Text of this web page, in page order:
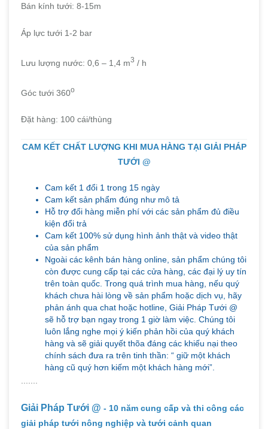
Bán kính tưới: 8-15m
Áp lực tưới 1-2 bar
Lưu lượng nước: 0,6 – 1,4 m3 / h
Góc tưới 360o
Đặt hàng: 100 cái/thùng
CAM KẾT CHẤT LƯỢNG KHI MUA HÀNG TẠI GIẢI PHÁP
TƯỚI @
Cam kết 1 đổi 1 trong 15 ngày
Cam kết sản phẩm đúng như mô tả
Hỗ trợ đổi hàng miễn phí với các sản phẩm đủ điều
kiện đổi trả
Cam kết 100% sử dụng hình ảnh thật và video thật
của sản phẩm
Ngoài các kênh bán hàng online, sản phẩm chúng tôi
còn được cung cấp tại các cửa hàng, các đại lý uy tín
trên toàn quốc. Trong quá trình mua hàng, nếu quý
khách chưa hài lòng về sản phẩm hoặc dịch vụ, hãy
phản ánh qua chat hoặc hotline, Giải Pháp Tưới @
sẽ hỗ trợ bạn ngay trong 1 giờ làm việc. Chúng tôi
luôn lắng nghe mọi ý kiến phản hồi của quý khách
hàng và sẽ giải quyết thõa đáng các khiếu nại theo
chính sách đưa ra trên tinh thần: “ giữ một khách
hàng cũ quý hơn kiếm một khách hàng mới”.
.......
Giải Pháp Tưới @ - 10 năm cung cấp và thi công các
giải pháp tưới nông nghiệp và tưới cảnh quan